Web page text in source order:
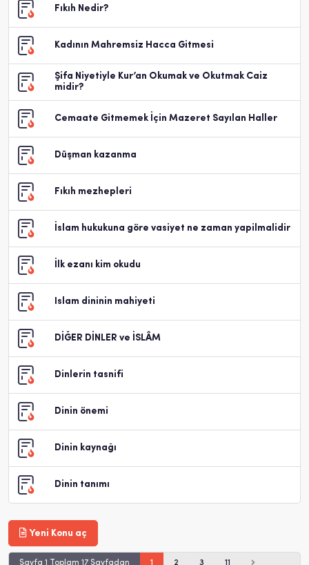
Fıkıh Nedir?
Kadının Mahremsiz Hacca Gitmesi
Şifa Niyetiyle Kur’an Okumak ve Okutmak Caiz
midir?
Cemaate Gitmemek İçin Mazeret Sayılan Haller
Düşman kazanma
Fıkıh mezhepleri
İslam hukukuna göre vasiyet ne zaman yapilmalidir
İlk ezanı kim okudu
Islam dininin mahiyeti
DİĞER DİNLER ve İSLÂM
Dinlerin tasnifi
Dinin önemi
Dinin kaynağı
Dinin tanımı
Yeni Konu aç
Sayfa 1 Toplam 17 Sayfadan 1 2 3 11